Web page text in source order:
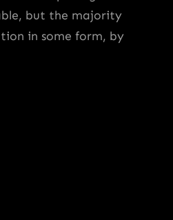
but the majority
in some form, by